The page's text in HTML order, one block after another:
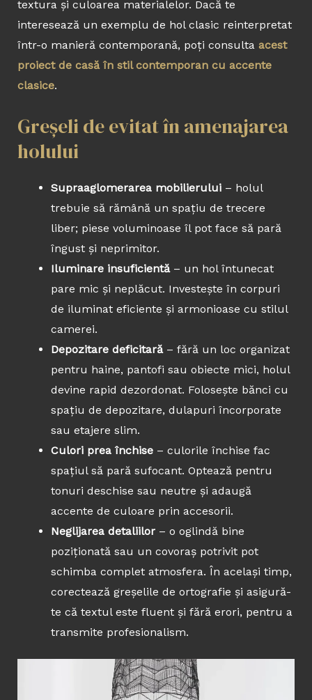
textura și culoarea materialelor. Dacă te
interesează un exemplu de hol clasic reinterpretat
într-o manieră contemporană, poți consulta acest
proiect de casă în stil contemporan cu accente
clasice.
Greșeli de evitat în amenajarea
holului
Supraaglomerarea mobilierului– holul
trebuie să rămână un spațiu de trecere
liber; piese voluminoase îl pot face să pară
îngust și neprimitor.
Iluminare insuficientă– un hol întunecat
pare mic și neplăcut. Investește în corpuri
de iluminat eficiente și armonioase cu stilul
camerei.
Depozitare deficitară– fără un loc organizat
pentru haine, pantofi sau obiecte mici, holul
devine rapid dezordonat. Folosește bănci cu
spațiu de depozitare, dulapuri încorporate
sau etajere slim.
Culori prea închise– culorile închise fac
spațiul să pară sufocant. Optează pentru
tonuri deschise sau neutre și adaugă
accente de culoare prin accesorii.
Neglijarea detaliilor– o oglindă bine
poziționată sau un covoraș potrivit pot
schimba complet atmosfera. În același timp,
corectează greșelile de ortografie și asigură-
te că textul este fluent și fără erori, pentru a
transmite profesionalism.